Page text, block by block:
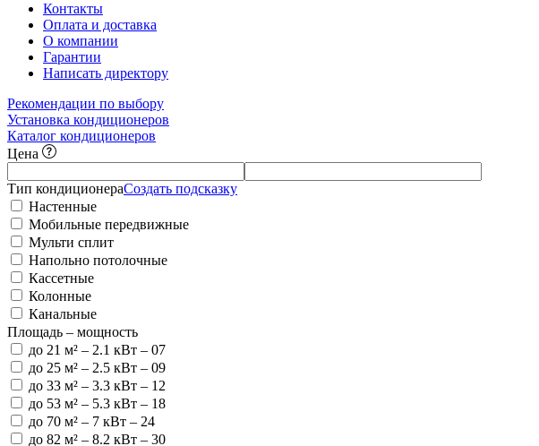
Контакты
Оплата и доставка
О компании
Гарантии
Написать директору
Рекомендации по выбору
Установка кондиционеров
Каталог кондиционеров
Цена
Тип кондиционераСоздать подсказку
Настенные
Мобильные передвижные
Мульти сплит
Напольно потолочные
Кассетные
Колонные
Канальные
Площадь – мощность
до 21 м² – 2.1 кВт – 07
до 25 м² – 2.5 кВт – 09
до 33 м² – 3.3 кВт – 12
до 53 м² – 5.3 кВт – 18
до 70 м² – 7 кВт – 24
до 82 м² – 8.2 кВт – 30